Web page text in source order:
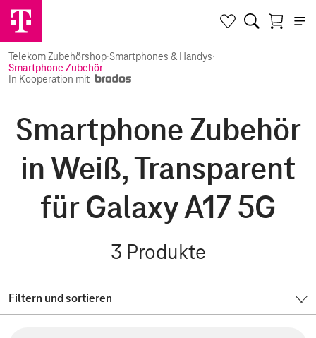
Telekom Zubehörshop·Smartphones & Handys·
Smartphone Zubehör
In Kooperation mit
Smartphone Zubehör
in Weiß, Transparent
für Galaxy A17 5G
3 Produkte
Filtern und sortieren